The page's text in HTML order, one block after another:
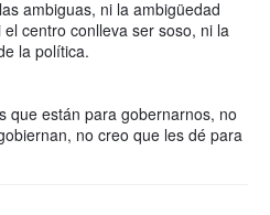
ambiguas, ni la ambigüedad
centro conlleva ser soso, ni la
la política.
que están para gobernarnos, no
no creo que les dé para